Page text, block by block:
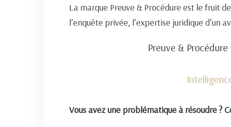
La marque Preuve & Procédure est le fruit
l’enquête privée, l’expertise juridique d’un
Preuve &
Vous avez une problématique à résoudre ?